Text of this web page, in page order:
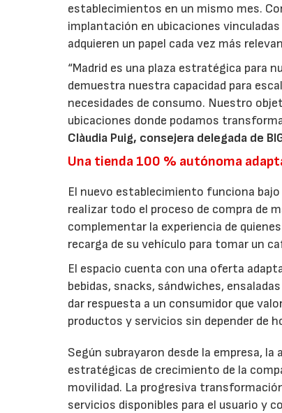
establecimientos en un mismo mes.
implantación en ubicaciones
adquieren un papel cada vez más
“Madrid es una plaza estratégica para
demuestra nuestra capacidad para
necesidades de consumo. Nuestro
ubicaciones donde podamos
Clàudia Puig, consejera delegada de
Una tienda 100 % autónoma
El nuevo establecimiento funciona
realizar todo el proceso de compra de
complementar la experiencia de
recarga de su vehículo para tomar un
El espacio cuenta con una oferta
bebidas, snacks, sándwiches,
dar respuesta a un consumidor que
productos y servicios sin depender de
Según subrayaron desde la empresa,
estratégicas de crecimiento de la
movilidad. La progresiva
servicios disponibles para el usuario y